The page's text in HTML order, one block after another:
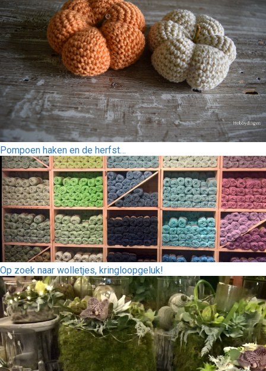
Pompoen haken en de herfst…
Op zoek naar wolletjes, kringloopgeluk!